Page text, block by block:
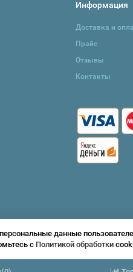
Информация
Доставка и
Прайс
Отзывы
Контакты
номерам
данные
с Политикой обработки